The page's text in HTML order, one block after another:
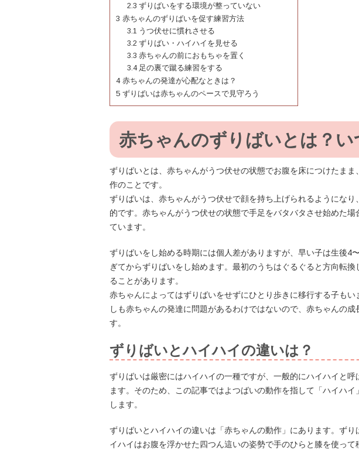
2.3 ずりばいをする環境が整っていない
3 赤ちゃんのずりばいを促す練習方法
3.1 うつ伏せに慣れさせる
3.2 ずりばい・ハイハイを見せる
3.3 赤ちゃんの前におもちゃを置く
3.4足の裏で蹴る練習をする
4赤ちゃんの発達が心配なときは？
5 ずりばいは赤ちゃんのペースで見守ろう
赤ちゃんのずりばいとは？い
ずりばいとは、赤ちゃんがうつ伏せの状態でお腹を床につけたま
作のことです。
ずりばいは、赤ちゃんがうつ伏せで顔を持ち上げられるようにな
的です。赤ちゃんがうつ伏せの状態で手足をバタバタさせ始めた
ています。
ずりばいをし始める時期には個人差がありますが、早い子は生後4
ぎてからずりばいをし始めます。最初のうちはぐるぐると方向転
ることがあります。
赤ちゃんによってはずりばいをせずにひとり歩きに移行する子も
しも赤ちゃんの発達に問題があるわけではないので、赤ちゃんの
す。
ずりばいとハイハイの違いは？
ずりばいは厳密にはハイハイの一種ですが、一般的にハイハイと
ます。そのため、この記事ではよつばいの動作を指して「ハイハ
します。
ずりばいとハイハイの違いは「赤ちゃんの動作」にあります。ず
イハイはお腹を浮かせた四つん這いの姿勢で手のひらと膝を使って